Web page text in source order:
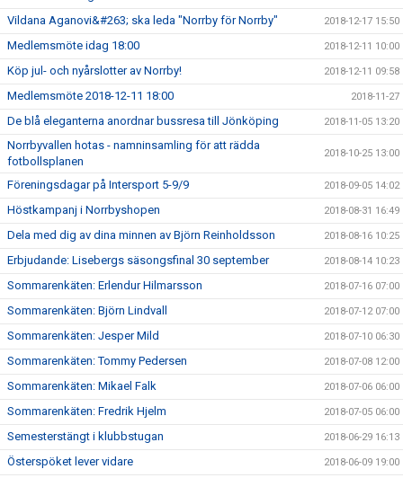
Vildana Aganovi&#263; ska leda "Norrby för Norrby" 2018-12-17 15:50
Medlemsmöte idag 18:00 2018-12-11 10:00
Köp jul- och nyårslotter av Norrby! 2018-12-11 09:58
Medlemsmöte 2018-12-11 18:00 2018-11-27
De blå eleganterna anordnar bussresa till Jönköping 2018-11-05 13:20
Norrbyvallen hotas - namninsamling för att rädda
fotbollsplanen
2018-10-25 13:00
Föreningsdagar på Intersport 5-9/9 2018-09-05 14:02
Höstkampanj i Norrbyshopen 2018-08-31 16:49
Dela med dig av dina minnen av Björn Reinholdsson 2018-08-16 10:25
Erbjudande: Lisebergs säsongsfinal 30 september 2018-08-14 10:23
Sommarenkäten: Erlendur Hilmarsson 2018-07-16 07:00
Sommarenkäten: Björn Lindvall 2018-07-12 07:00
Sommarenkäten: Jesper Mild 2018-07-10 06:30
Sommarenkäten: Tommy Pedersen 2018-07-08 12:00
Sommarenkäten: Mikael Falk 2018-07-06 06:00
Sommarenkäten: Fredrik Hjelm 2018-07-05 06:00
Semesterstängt i klubbstugan 2018-06-29 16:13
Österspöket lever vidare 2018-06-09 19:00